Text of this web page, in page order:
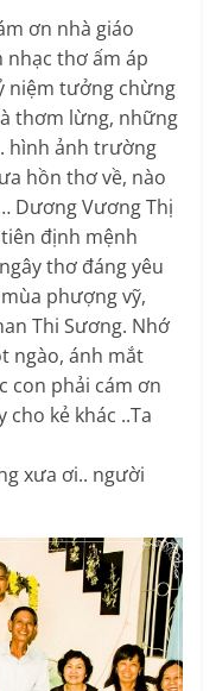
ơn nhà giáo
nhạc thơ ấm áp
niệm tưởng chừng
thơm lừng, những
hình ảnh trường
hồn thơ về, nào
Dương Vương Thị
định mệnh
thơ đáng yêu
phượng vỹ,
Thi Sương. Nhớ
ngào, ánh mắt
con phải cám ơn
cho kẻ khác ..Ta
xưa ơi.. người